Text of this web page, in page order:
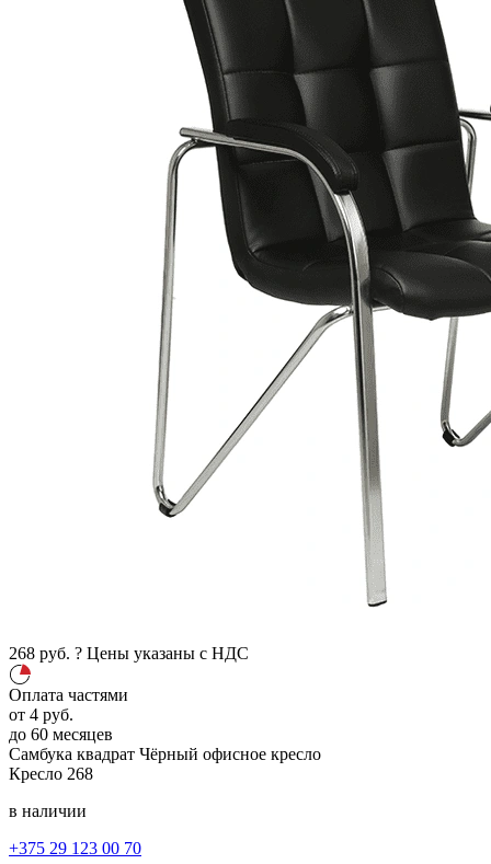
268 руб. ? Цены указаны с НДС
Оплата частями
от 4 руб.
до 60 месяцев
Самбука квадрат Чёрный офисное кресло
Кресло 268
в наличии
+375 29 123 00 70